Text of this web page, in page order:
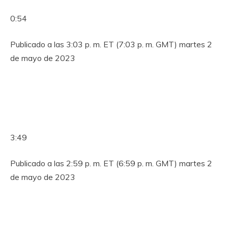
0:54
Publicado a las 3:03 p. m. ET (7:03 p. m. GMT) martes 2
de mayo de 2023
3:49
Publicado a las 2:59 p. m. ET (6:59 p. m. GMT) martes 2
de mayo de 2023